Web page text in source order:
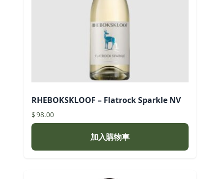
RHEBOKSKLOOF – Flatrock Sparkle NV
$98.00
加入購物車